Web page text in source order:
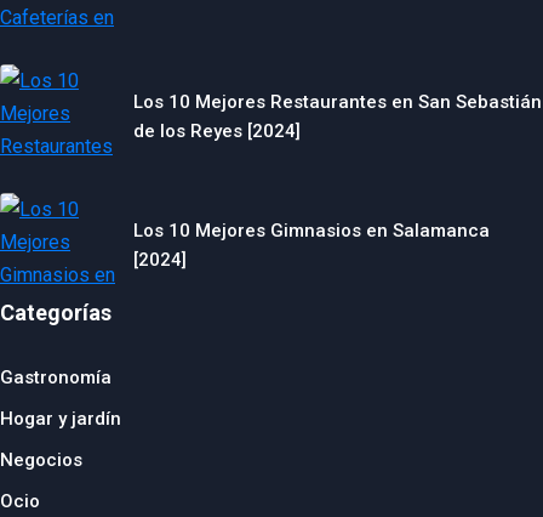
Los 10 Mejores Restaurantes en San Sebastián
de los Reyes [2024]
Los 10 Mejores Gimnasios en Salamanca
[2024]
Categorías
Gastronomía
Hogar y jardín
Negocios
Ocio